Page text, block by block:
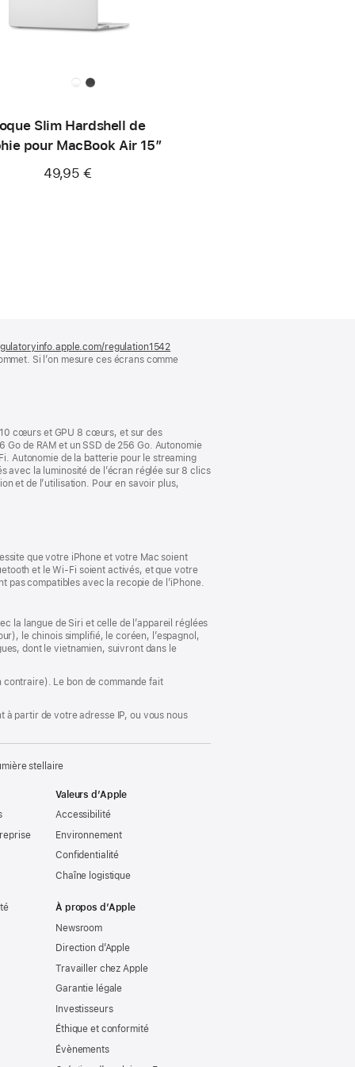
Slim Hardshell de
pour MacBook Air 15″
49,95 €
regulation1542
dans
Si l’on mesure ces écrans comme
10 cœurs et GPU 8 cœurs, et sur des
de RAM et un SSD de 256 Go. Autonomie
Autonomie de la batterie pour le streaming
avec la luminosité de l’écran réglée sur 8 clics
et de l’utilisation. Pour en savoir plus,
que votre iPhone et votre Mac soient
et le Wi-Fi soient activés, et que votre
pas compatibles avec la recopie de l’iPhone.
la langue de Siri et celle de l’appareil réglées
le chinois simplifié, le coréen, l’espagnol,
dont le vietnamien, suivront dans le
contraire). Le bon de commande fait
partir de votre adresse IP, ou vous nous
stellaire
Valeurs d’Apple
Accessibilité
Environnement
Confidentialité
Chaîne logistique
À propos d’Apple
Newsroom
Direction d’Apple
Travailler chez Apple
Garantie légale
Investisseurs
Éthique et conformité
Évènements